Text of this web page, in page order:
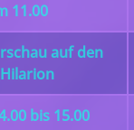
11.00
auf den
bis 15.00